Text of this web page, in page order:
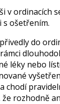
v ordinacích
s ošetřením.
do
léky nebo
chodí
rozhodně